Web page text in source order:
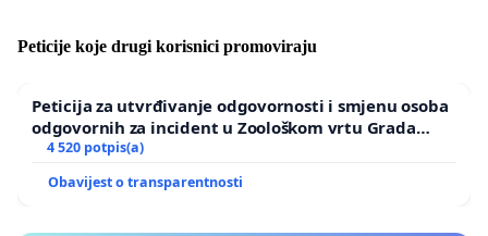
Peticije koje drugi korisnici promoviraju
Peticija za utvrđivanje odgovornosti i smjenu osoba
odgovornih za incident u Zoološkom vrtu Grada
Zagreba
4 520 potpis(a)
Obavijest o transparentnosti